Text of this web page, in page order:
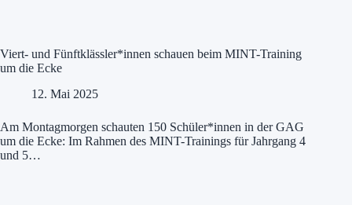
Viert- und Fünftklässler*innen schauen beim MINT-Training
um die Ecke
12. Mai 2025
Am Montagmorgen schauten 150 Schüler*innen in der GAG
um die Ecke: Im Rahmen des MINT-Trainings für Jahrgang 4
und 5…